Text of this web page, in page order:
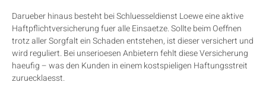
Darueber hinaus besteht bei Schluesseldienst Loewe eine aktive
Haftpflichtversicherung fuer alle Einsaetze. Sollte beim Oeffnen
trotz aller Sorgfalt ein Schaden entstehen, ist dieser versichert und
wird reguliert. Bei unserioesen Anbietern fehlt diese Versicherung
haeufig – was den Kunden in einem kostspieligen Haftungsstreit
zuruecklaesst.